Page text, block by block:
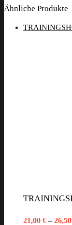
Ähnliche Produkte
21,00 € – 26,50